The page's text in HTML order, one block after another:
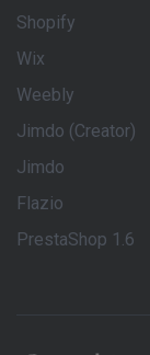
Shopify
Wix
Weebly
Jimdo (Creator)
Jimdo
Flazio
PrestaShop 1.6